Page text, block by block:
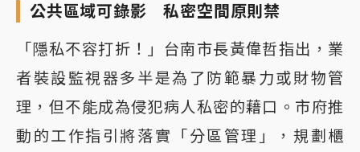
公共區域可錄影 私密空間原則禁
「隱私不容打折！」台南市長黃偉哲指出，業
者裝設監視器多半是為了防範暴力或財物管
理，但不能成為侵犯病人私密的藉口。市府推
動的工作指引將落實「分區管理」，規劃櫃